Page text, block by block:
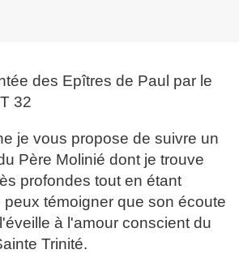
des Epîtres de Paul par le
32
je vous propose de suivre un
Père Molinié dont je trouve
profondes tout en étant
témoigner que son écoute
à l'amour conscient du
Trinité.